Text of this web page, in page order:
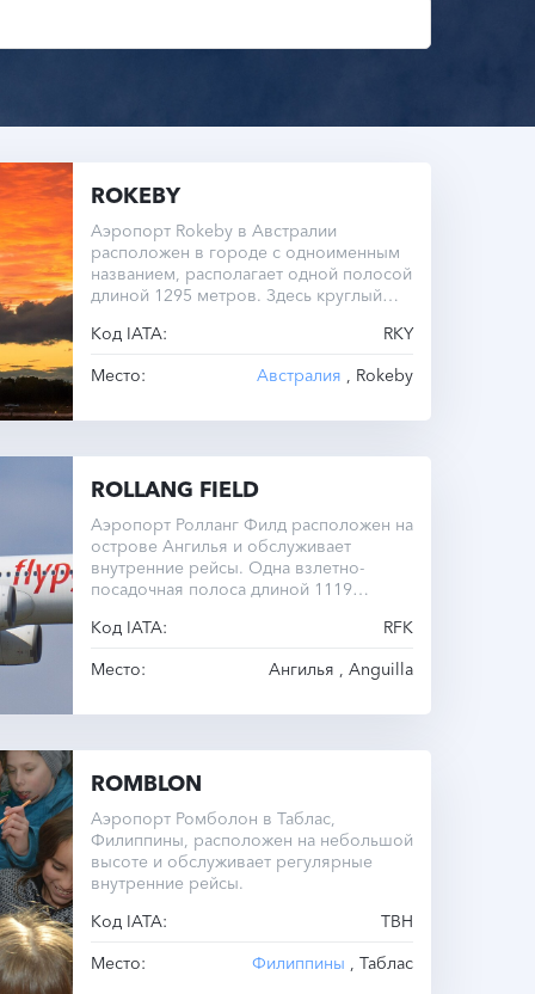
ROKEBY
Аэропорт Rokeby в Австралии
расположен в городе с одноименным
названием, располагает одной полосой
длиной 1295 метров. Здесь круглый
Код IATA:
RKY
Место:
Австралия , Rokeby
ROLLANG FIELD
Аэропорт Ролланг Филд расположен на
острове Ангилья и обслуживает
внутренние рейсы. Одна взлетно-
посадочная полоса длиной 1119
крупных самолетов.
Код IATA:
RFK
Место:
Ангилья , Anguilla
ROMBLON
Аэропорт Ромболон в Таблас,
Филиппины, расположен на небольшой
высоте и обслуживает регулярные
внутренние рейсы.
Код IATA:
TBH
Место:
Филиппины , Таблас